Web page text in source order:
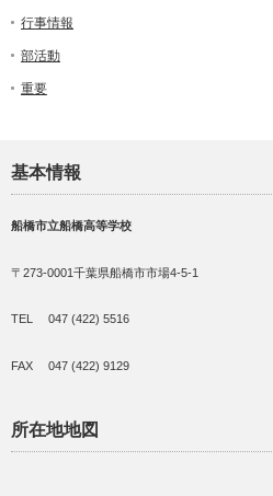
行事情報
部活動
重要
基本情報
船橋市立船橋高等学校
〒273-0001千葉県船橋市市場4-5-1
TEL 047 (422) 5516
FAX 047 (422) 9129
所在地地図